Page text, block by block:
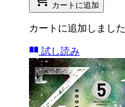
カートに追加
カートに追加しました
試し読み